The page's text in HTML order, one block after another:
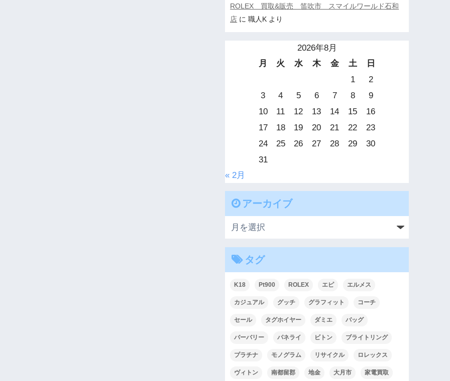
ROLEX 買取&販売 笛吹市 スマイルワールド石和
店 に職人K より
2026年8月
月
火 水 木 金 土
日
1
2
3
4 5 6 7 8
9
10
11 12 13 14 15
16
17
18 19 20 21 22
23
24
25 26 27 28 29
30
31
« 2月
アーカイブ
タグ
K18 Pt900 ROLEX エピ エルメス
カジュアル グッチ グラフィット コーチ
セール タグホイヤー ダミエ バッグ
バーバリー パネライ ビトン ブライトリング
プラチナ モノグラム リサイクル ロレックス
ヴィトン 南都留郡 地金 大月市 家電買取